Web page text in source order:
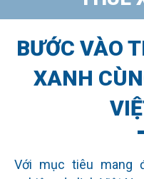
BƯỚC VÀO
XANH
Với mục tiêu mang